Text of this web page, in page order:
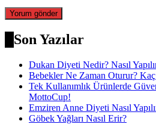
Son Yazılar
Dukan Diyeti Nedir? Nasıl
Bebekler Ne Zaman Oturur?
Tek Kullanımlık Ürünlerde
MottoCup!
Emziren Anne Diyeti Nasıl
Göbek Yağları Nasıl Erir?